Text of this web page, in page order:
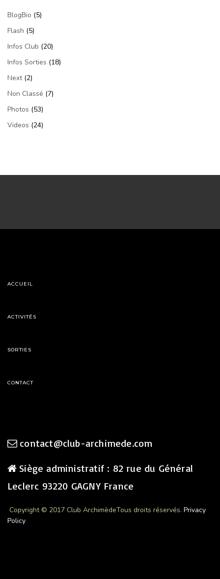
BlogBio (5)
Flash (5)
Infos Club (20)
Infos Sorties (18)
Next(2)
Non Classé (7)
Photos (53)
Videos (24)
ACCUEIL
ACTIVITÉS
SORTIES
CONTACT
contact@club-archimede.com
Siège administratif : 82 rue du Général
Leclerc 93220 GAGNY France
Copyright © 2017 Club ArchimèdeTous droits réservés. Privacy
Policy